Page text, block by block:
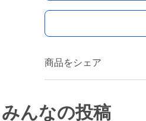
商品をシェア
みんなの投稿